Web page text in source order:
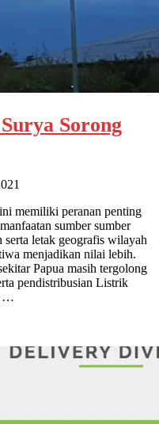
Sorong
memiliki peranan penting
sumber sumber
serta letak geografis wilayah
menjadikan nilai lebih.
Papua masih tergolong
pendistribusian Listrik
…